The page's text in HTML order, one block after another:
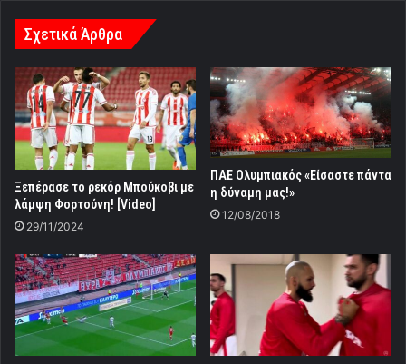
Σχετικά Άρθρα
Ξεπέρασε το ρεκόρ Μπούκοβι με
λάμψη Φορτούνη! [Video]
29/11/2024
ΠΑΕ Ολυμπιακός «Είσαστε πάντα
η δύναμη μας!»
12/08/2018